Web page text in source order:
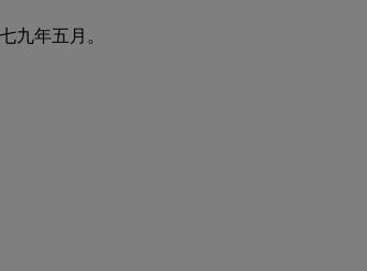
九年五月。